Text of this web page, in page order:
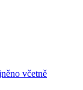
včetně